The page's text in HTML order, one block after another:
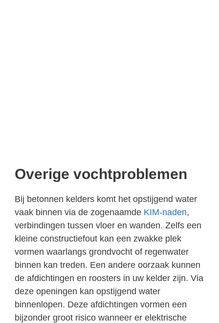
Overige vochtproblemen
Bij betonnen kelders komt het opstijgend water
vaak binnen via de zogenaamde KIM-naden,
verbindingen tussen vloer en wanden. Zelfs een
kleine constructiefout kan een zwakke plek
vormen waarlangs grondvocht of regenwater
binnen kan treden. Een andere oorzaak kunnen
de afdichtingen en roosters in uw kelder zijn. Via
deze openingen kan opstijgend water
binnenlopen. Deze afdichtingen vormen een
bijzonder groot risico wanneer er elektrische